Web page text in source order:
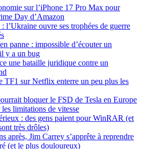
sur l’iPhone 17 Pro Max pour
Day d’Amazon
l’Ukraine ouvre ses trophées de guerre
panne : impossible d’écouter un
y a un bug
une bataille juridique contre un
TF1 sur Netflix enterre un peu plus les
bloquer le FSD de Tesla en Europe
limitations de vitesse
: des gens paient pour WinRAR (et
très drôles)
après, Jim Carrey s’apprête à reprendre
(et le plus douloureux)